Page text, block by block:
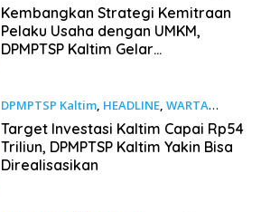
2022
Kembangkan Strategi Kemitraan
Pelaku Usaha dengan UMKM,
DPMPTSP Kaltim Gelar
DPMPTSP Kaltim, HEADLINE, WARTA
November 27, 2022
Target Investasi Kaltim Capai Rp54
Triliun, DPMPTSP Kaltim Yakin Bisa
Direalisasikan